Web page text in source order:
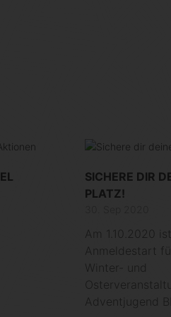
SICHERE DIR
PLATZ!
Am 1.10.2020 ist
Anmeldestart
Winter- und
Adventjugend